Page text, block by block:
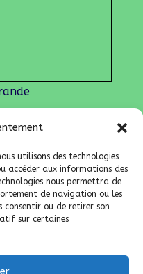
utilisons des technologies
accéder aux informations des
nous permettra de
de navigation ou les
consentir ou de retirer son
sur certaines